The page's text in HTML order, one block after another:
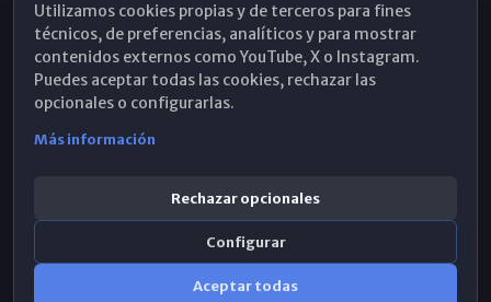
Utilizamos cookies propias y de terceros para fines
técnicos, de preferencias, analíticos y para mostrar
contenidos externos como YouTube, X o Instagram.
Puedes aceptar todas las cookies, rechazar las
opcionales o configurarlas.
Más información
Rechazar opcionales
Configurar
Aceptar todas